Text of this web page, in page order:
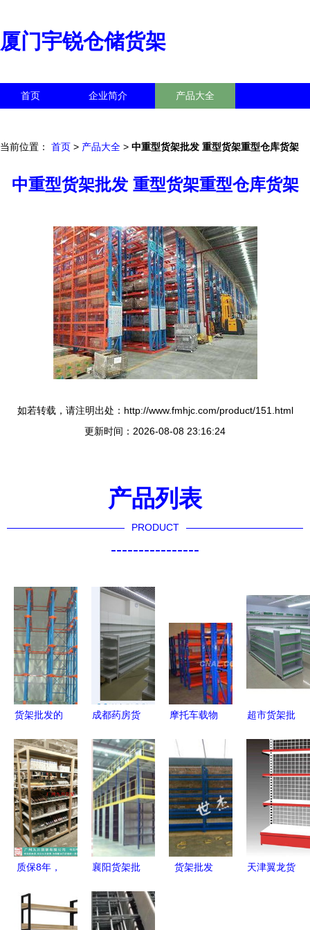
厦门宇锐仓储货架
首页 企业简介 产品大全
当前位置： 首页 > 产品大全 > 中重型货架批发 重型货架重型仓库货架
中重型货架批发 重型货架重型仓库货架
如若转载，请注明出处：http://www.fmhjc.com/product/151.html
更新时间：2026-08-08 23:16:24
产品列表
PRODUCT
----------------
货架批发的
重型货架与
厂家直销的
优势
成都药房货
销与批发价
格全解析
摩托车载物
南与中铝网
批发优势
超市货架批
安源头供应
商全方位解
析
质保8年，
架与诺米货
襄阳货架批
择与采购全
货架批发
天津翼龙货